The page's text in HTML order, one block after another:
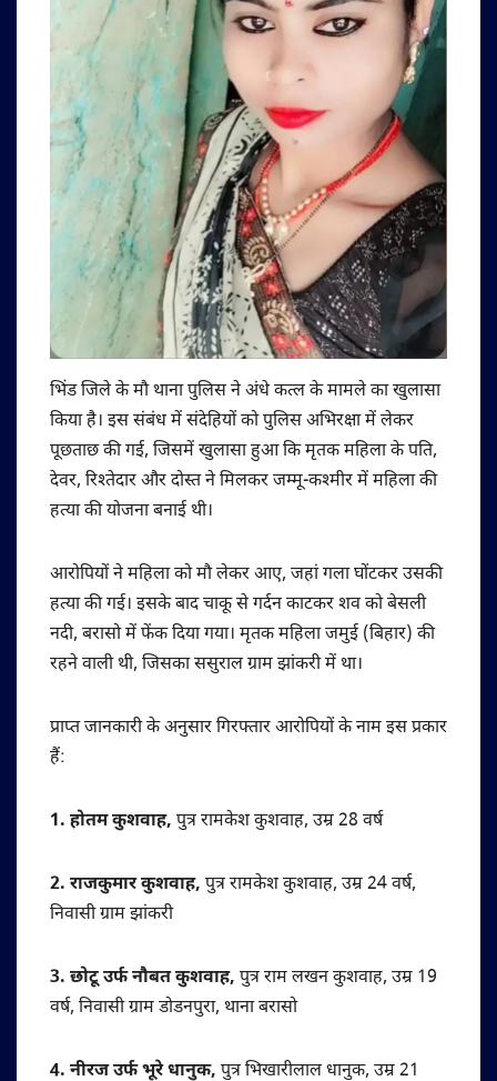
भिंड जिले के मौ थाना पुलिस ने अंधे कत्ल के मामले का खुलासा
किया है। इस संबंध में संदेहियों को पुलिस अभिरक्षा में लेकर
पूछताछ की गई, जिसमें खुलासा हुआ कि मृतक महिला के पति,
देवर, रिश्तेदार और दोस्त ने मिलकर जम्मू-कश्मीर में महिला की
हत्या की योजना बनाई थी।
आरोपियों ने महिला को मौ लेकर आए, जहां गला घोंटकर उसकी
हत्या की गई। इसके बाद चाकू से गर्दन काटकर शव को बेसली
नदी, बरासो में फेंक दिया गया। मृतक महिला जमुई (बिहार) की
रहने वाली थी, जिसका ससुराल ग्राम झांकरी में था।
प्राप्त जानकारी के अनुसार गिरफ्तार आरोपियों के नाम इस प्रकार
हैं:
1. होतम कुशवाह, पुत्र रामकेश कुशवाह, उम्र 28 वर्ष
2. राजकुमार कुशवाह, पुत्र रामकेश कुशवाह, उम्र 24 वर्ष,
निवासी ग्राम झांकरी
3. छोटू उर्फ नौबत कुशवाह, पुत्र राम लखन कुशवाह, उम्र 19
वर्ष, निवासी ग्राम डोडनपुरा, थाना बरासो
4. नीरज उर्फ भूरे धानुक, पुत्र भिखारीलाल धानुक, उम्र 21